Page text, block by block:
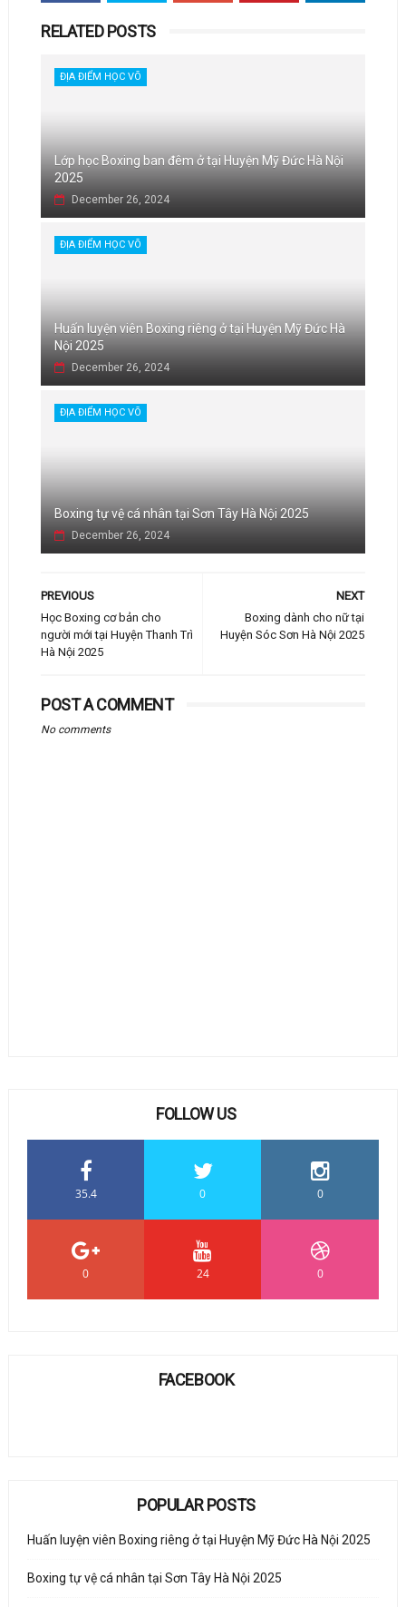
RELATED POSTS
ĐỊA ĐIỂM HỌC VÕ
Lớp học Boxing ban đêm ở tại Huyện Mỹ Đức Hà Nội
2025
December 26, 2024
ĐỊA ĐIỂM HỌC VÕ
Huấn luyện viên Boxing riêng ở tại Huyện Mỹ Đức Hà
Nội 2025
December 26, 2024
ĐỊA ĐIỂM HỌC VÕ
Boxing tự vệ cá nhân tại Sơn Tây Hà Nội 2025
December 26, 2024
NEXT
Boxing dành cho nữ tại
Huyện Sóc Sơn Hà Nội 2025
PREVIOUS
Học Boxing cơ bản cho
người mới tại Huyện Thanh Trì
Hà Nội 2025
POST A COMMENT
No comments
FOLLOW US
35.4 0 0
0 24 0
FACEBOOK
POPULAR POSTS
Huấn luyện viên Boxing riêng ở tại Huyện Mỹ Đức Hà Nội 2025
Boxing tự vệ cá nhân tại Sơn Tây Hà Nội 2025